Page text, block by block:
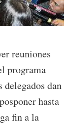
reuniones
programa
delegados dan
hasta
fin a la